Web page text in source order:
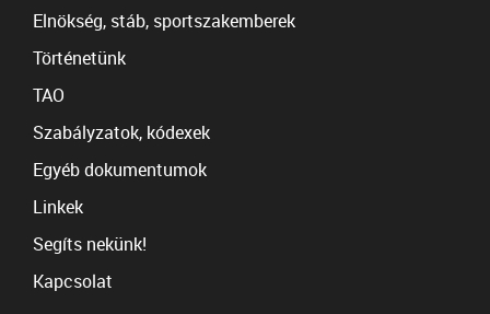
Elnökség, stáb, sportszakemberek
Történetünk
TAO
Szabályzatok, kódexek
Egyéb dokumentumok
Linkek
Segíts nekünk!
Kapcsolat